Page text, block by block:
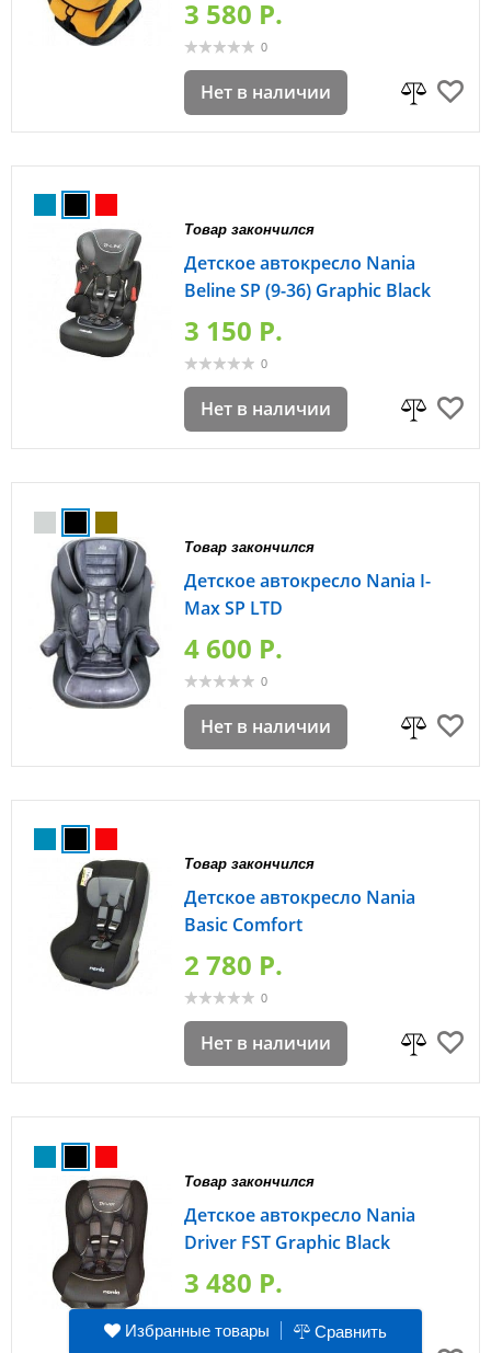
3 580 P.
0
Нет в наличии
Товар закончился
Детское автокресло Nania
Beline SP (9-36) Graphic Black
3 150 P.
0
Нет в наличии
Товар закончился
Детское автокресло Nania I-
Max SP LTD
4 600 P.
0
Нет в наличии
Товар закончился
Детское автокресло Nania
Basic Comfort
2 780 P.
0
Нет в наличии
Товар закончился
Детское автокресло Nania
Driver FST Graphic Black
3 480 P.
Избранные товары